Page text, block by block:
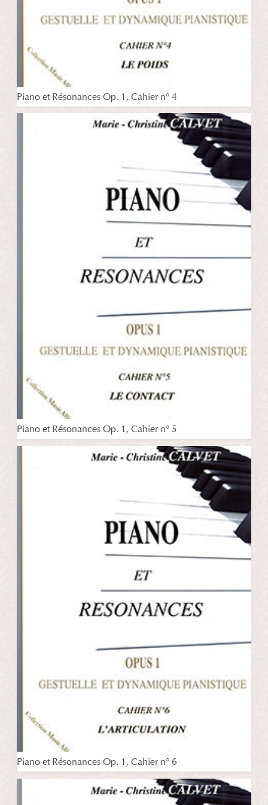
Piano et Résonances Op. 1, Cahier n° 4
Piano et Résonances Op. 1, Cahier n° 5
Piano et Résonances Op. 1, Cahier n° 6